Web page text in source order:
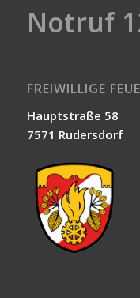
Notruf
FREIWILLIGE
Hauptstraße 58
7571 Rudersdorf